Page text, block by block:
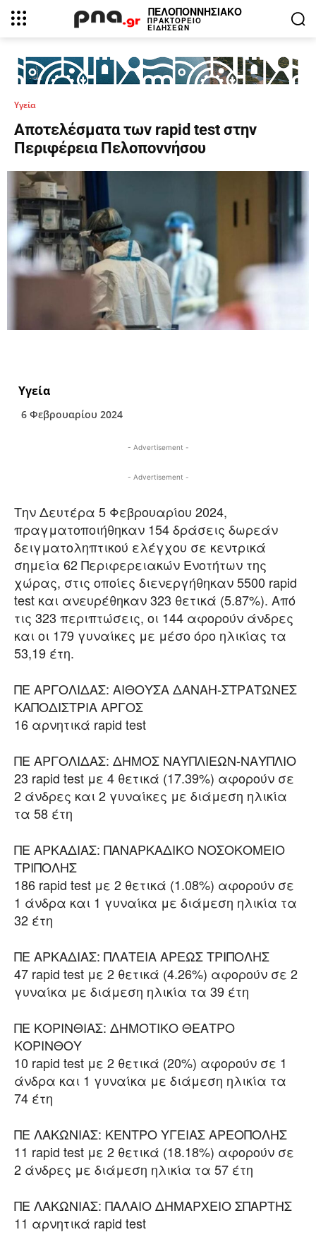
ΠΕΛΟΠΟΝΝΗΣΙΑΚΟ
ΠΡΑΚΤΟΡΕΙΟ
ΕΙΔΗΣΕΩΝ
Υγεία
Αποτελέσματα των rapid test στην
Περιφέρεια Πελοποννήσου
Υγεία
6 Φεβρουαρίου 2024
- Advertisement -
- Advertisement -
Την Δευτέρα 5 Φεβρουαρίου 2024,
πραγματοποιήθηκαν 154 δράσεις δωρεάν
δειγματοληπτικού ελέγχου σε κεντρικά
σημεία 62 Περιφερειακών Ενοτήτων της
χώρας, στις οποίες διενεργήθηκαν 5500 rapid
test και ανευρέθηκαν 323 θετικά (5.87%). Από
τις 323 περιπτώσεις, οι 144 αφορούν άνδρες
και οι 179 γυναίκες με μέσο όρο ηλικίας τα
53,19 έτη.
ΠΕ ΑΡΓΟΛΙΔΑΣ: ΑΙΘΟΥΣΑ ΔΑΝΑΗ-ΣΤΡΑΤΩΝΕΣ
ΚΑΠΟΔΙΣΤΡΙΑ ΑΡΓΟΣ
16 αρνητικά rapid test
ΠΕ ΑΡΓΟΛΙΔΑΣ: ΔΗΜΟΣ ΝΑΥΠΛΙΕΩΝ-ΝΑΥΠΛΙΟ
23 rapid test με 4 θετικά (17.39%) αφορούν σε
2 άνδρες και 2 γυναίκες με διάμεση ηλικία
τα 58 έτη
ΠΕ ΑΡΚΑΔΙΑΣ: ΠΑΝΑΡΚΑΔΙΚΟ ΝΟΣΟΚΟΜΕΙΟ
ΤΡΙΠΟΛΗΣ
186 rapid test με 2 θετικά (1.08%) αφορούν σε
1 άνδρα και 1 γυναίκα με διάμεση ηλικία τα
32 έτη
ΠΕ ΑΡΚΑΔΙΑΣ: ΠΛΑΤΕΙΑ ΑΡΕΩΣ ΤΡΙΠΟΛΗΣ
47 rapid test με 2 θετικά (4.26%) αφορούν σε 2
γυναίκα με διάμεση ηλικία τα 39 έτη
ΠΕ ΚΟΡΙΝΘΙΑΣ: ΔΗΜΟΤΙΚΟ ΘΕΑΤΡΟ
ΚΟΡΙΝΘΟΥ
10 rapid test με 2 θετικά (20%) αφορούν σε 1
άνδρα και 1 γυναίκα με διάμεση ηλικία τα
74 έτη
ΠΕ ΛΑΚΩΝΙΑΣ: ΚΕΝΤΡΟ ΥΓΕΙΑΣ ΑΡΕΟΠΟΛΗΣ
11 rapid test με 2 θετικά (18.18%) αφορούν σε
2 άνδρες με διάμεση ηλικία τα 57 έτη
ΠΕ ΛΑΚΩΝΙΑΣ: ΠΑΛΑΙΟ ΔΗΜΑΡΧΕΙΟ ΣΠΑΡΤΗΣ
11 αρνητικά rapid test